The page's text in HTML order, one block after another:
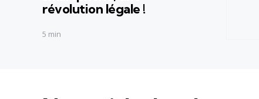
révolution légale !
5 min